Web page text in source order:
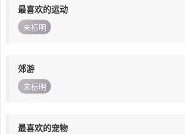
最喜欢的运动
未标明
郊游
未标明
最喜欢的宠物